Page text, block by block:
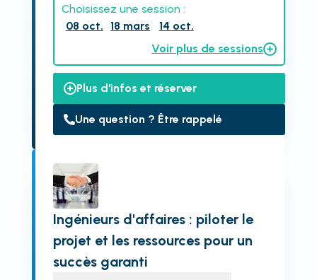
Choisissez une session :
08 oct. 18 mars
14 oct.
Voir plus de sessions
Plus d'infos et réserver
Une question ? Être rappelé
Ingénieurs d'affaires : piloter le
projet et les ressources pour un
succès garanti